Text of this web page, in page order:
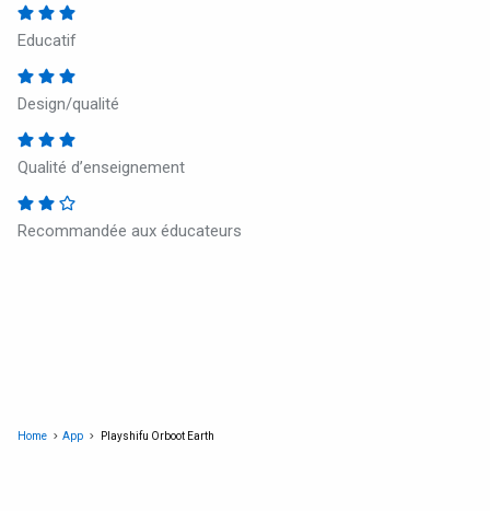
Educatif
Design/qualité
Qualité d’enseignement
Recommandée aux éducateurs
Home App Playshifu Orboot Earth